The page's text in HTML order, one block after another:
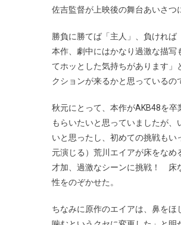
佐吉監督が上映後の舞台あいさつ
勝負に勝てば「主人」、負けれ
本作、劇中にはかなり過激な描
てホッとした気持ちがあります
クションが来るかと思っているの
秋元にとって、本作がAKB48を
もらいたいと思っていましたが
いと思ったし、初めての挑戦も
元演じる）荒川エイアが床をな
才加、過激なシーンに挑戦！ 床
性をのぞかせた。
ちなみに原作のエイアは、鼻を